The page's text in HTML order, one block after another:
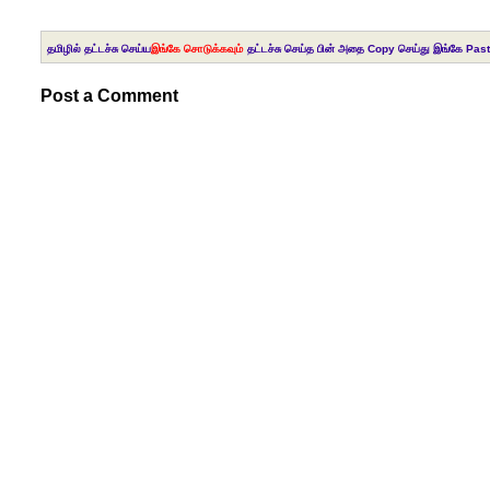
தமிழில் தட்டச்சு செய்யஇங்கே சொடுக்கவும் தட்டச்சு செய்த பின் அதை Copy செய்து இங்கே
Post a Comment